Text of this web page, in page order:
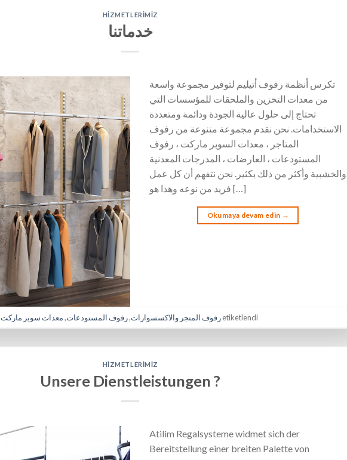
HIZMETLERIMIZ
خدماتنا
تكرس أنظمة رفوف أتيليم لتوفير مجموعة واسعة
من معدات التخزين والملحقات للمؤسسات التي
تحتاج إلى حلول عالية الجودة ودائمة ومتعددة
الاستخدامات. نحن نقدم مجموعة متنوعة من رفوف
المتاجر ، معدات السوبر ماركت ، رفوف
المستودعات ، العارضات ، المدرجات المعدنية
والخشبية وأكثر من ذلك بكثير. نحن نتفهم أن كل عمل
فريد من نوعه وهذا هو […]
Okumaya devam edin →
رفوف المتجر والاكسسوارات,رفوف المستودعات,معدات سوبر ماركت etiketlendi
HIZMETLERIMIZ
Unsere Dienstleistungen ?
Atilim Regalsysteme widmet sich der
Bereitstellung einer breiten Palette von